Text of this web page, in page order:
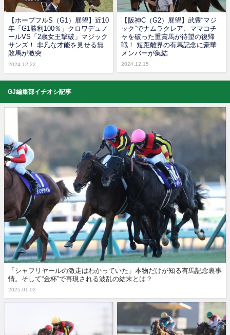
【ホープフルS（G1）展望】近10
年「G1勝利100％」クロワデュノ
ールVS「2歳女王撃破」マジック
サンズ！ 非凡な才能を見せる無
敗馬が激突
2024.12.22
【阪神C（G2）展望】武豊“マジ
ック”でナムラクレア、ママコチ
ャを破った重賞馬が待望の復帰
戦！ 短距離界の有馬記念に豪華
メンバーが集結
2024.12.15
GJ編集部イチオシ記事
「シャフリヤールの激走はわかっていた」本物だけが知る有馬記念裏事
情。そして“金杯”で再現される波乱の結末とは？
2025.01.02